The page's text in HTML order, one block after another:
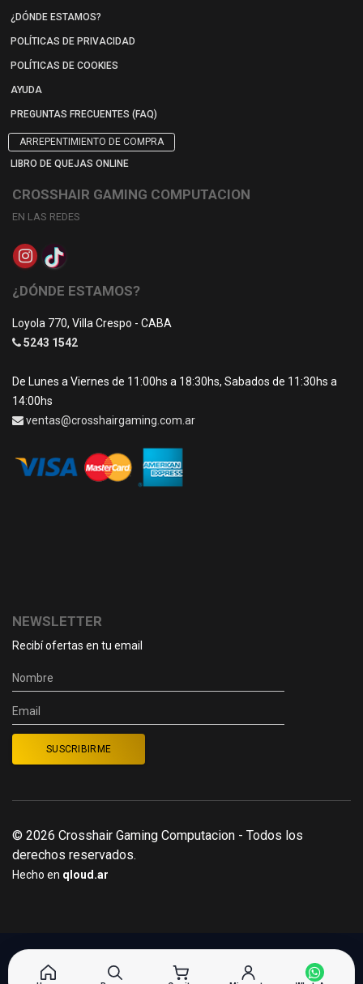
¿DÓNDE ESTAMOS?
POLÍTICAS DE PRIVACIDAD
POLÍTICAS DE COOKIES
AYUDA
PREGUNTAS FRECUENTES (FAQ)
ARREPENTIMIENTO DE COMPRA
LIBRO DE QUEJAS ONLINE
CROSSHAIR GAMING COMPUTACION
EN LAS REDES
¿DÓNDE ESTAMOS?
Loyola 770, Villa Crespo - CABA
5243 1542
De Lunes a Viernes de 11:00hs a 18:30hs, Sabados de 11:30hs a
14:00hs
ventas@crosshairgaming.com.ar
NEWSLETTER
Recibí ofertas en tu email
© 2026 Crosshair Gaming Computacion - Todos los
derechos reservados.
Hecho en qloud.ar